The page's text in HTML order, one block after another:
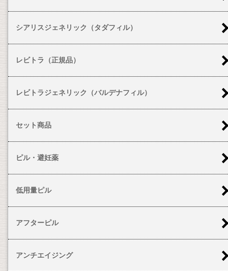
シアリスジェネリック（タダフィル）
レビトラ（正規品）
レビトラジェネリック（バルデナフィル）
セット商品
ピル・避妊薬
低用量ピル
アフターピル
アンチエイジング